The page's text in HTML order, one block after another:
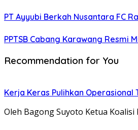
PT Ayyubi Berkah Nusantara FC
PPTSB Cabang Karawang Resmi
Recommendation for You
Kerja Keras Pulihkan Operasional
Oleh Bagong Suyoto Ketua